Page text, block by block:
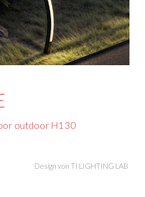
outdoor H130
Design vonTI LIGHTING LAB